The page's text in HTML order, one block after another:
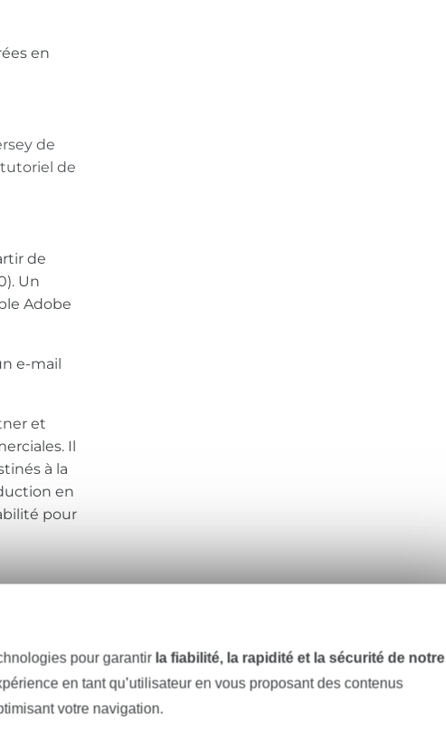
en
de
de
de
Un
Adobe
e-mail
et
Il
à la
en
pour
assortis
pour garantir la fiabilité, la rapidité et la sécurité de notre
en tant qu’utilisateur en vous proposant des contenus
votre navigation.